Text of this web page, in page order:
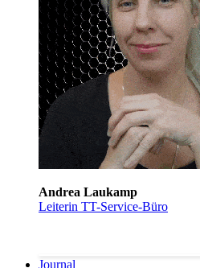
Andrea Laukamp
Leiterin TT-Service-Büro
Journal